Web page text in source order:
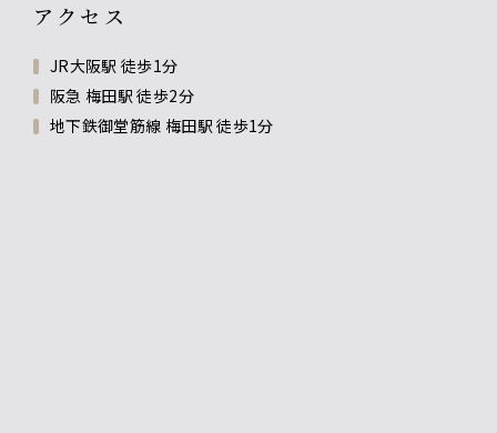
アクセス
JR大阪駅 徒歩1分
阪急 梅田駅 徒歩2分
地下鉄御堂筋線 梅田駅 徒歩1分